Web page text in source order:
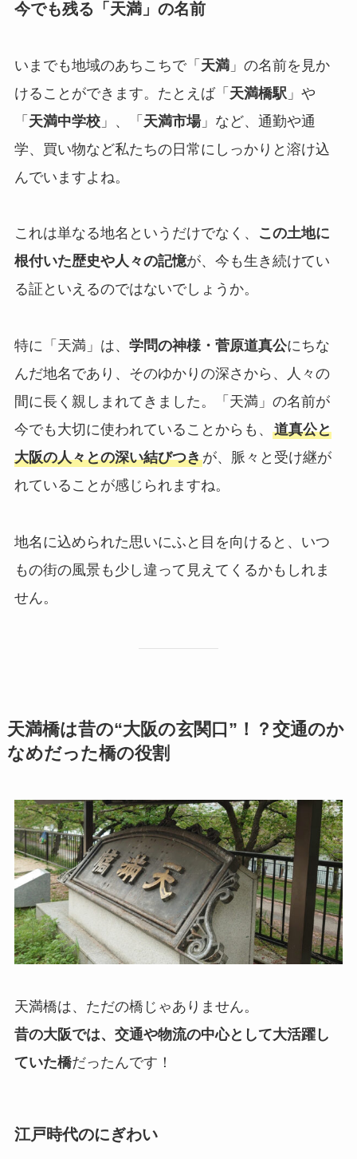
今でも残る「天満」の名前
いまでも地域のあちこちで「 天満」の名前を見か
けることができます。たとえば「 天満橋駅 」や
「 天満中学校」、「 天満市場」など、通勤や通
学、買い物など私たちの日常にしっかりと溶け込
んでいますよね。
これは単なる地名というだけでなく、
この土地に
根付いた歴史や人々の記憶が、今も生き続けてい
る証といえるのではないでしょうか。
特に「天満」は、 学問の神様・菅原道真公にちな
んだ地名であり、そのゆかりの深さから、人々の
間に長く親しまれてきました。「天満」の名前が
今でも大切に使われていることからも、 道真公と
大阪の人々との深い結びつきが、脈々と受け継が
れていることが感じられますね。
地名に込められた思いにふと目を向けると、いつ
もの街の風景も少し違って見えてくるかもしれま
せん。
天満橋は昔の“大阪の玄関口”！？交通のか
なめだった橋の役割
天満橋は、ただの橋じゃありません。
昔の大阪では、交通や物流の中心として大活躍し
ていた橋だったんです！
江戸時代のにぎわい